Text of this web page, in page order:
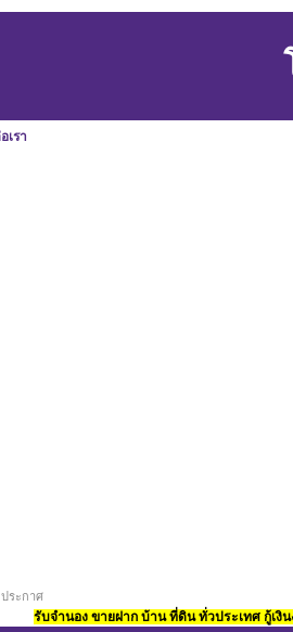
เรา
ระกาศ
รับจำนอง ขายฝาก บ้าน ที่ดิน ทั่วประเทศ กู้เงิ